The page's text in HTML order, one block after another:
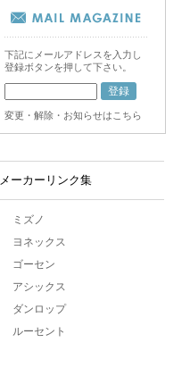
下記にメールアドレスを入力し
登録ボタンを押して下さい。
変更・解除・お知らせはこちら
メーカーリンク集
ミズノ
ヨネックス
ゴーセン
アシックス
ダンロップ
ルーセント